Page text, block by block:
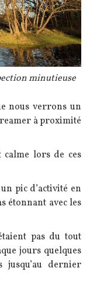
minutieuse
nous verrons un
à proximité
calme lors de ces
pic d’activité en
étonnant avec les
pas du tout
jours quelques
dernier